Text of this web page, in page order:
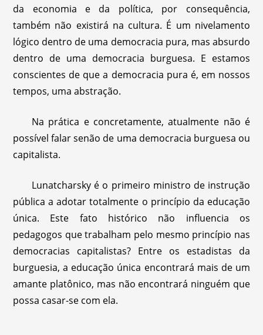
da economia e da política, por consequência,
também não existirá na cultura. É um nivelamento
lógico dentro de uma democracia pura, mas absurdo
dentro de uma democracia burguesa. E estamos
conscientes de que a democracia pura é, em nossos
tempos, uma abstração.
Na prática e concretamente, atualmente não é
possível falar senão de uma democracia burguesa ou
capitalista.
Lunatcharsky é o primeiro ministro de instrução
pública a adotar totalmente o princípio da educação
única. Este fato histórico não influencia os
pedagogos que trabalham pelo mesmo princípio nas
democracias capitalistas? Entre os estadistas da
burguesia, a educação única encontrará mais de um
amante platônico, mas não encontrará ninguém que
possa casar-se com ela.